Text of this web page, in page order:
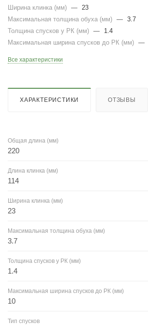
Ширина клинка (мм) — 23
Максимальная толщина обуха (мм) — 3.7
Толщина спусков у РК (мм) —
1.4
Максимальная ширина спусков до РК (мм) —
Все характеристики
ХАРАКТЕРИСТИКИ ОТЗЫВЫ
Общая длина (мм)
220
Длина клинка (мм)
114
Ширина клинка (мм)
23
Максимальная толщина обуха (мм)
3.7
Толщина спусков у РК (мм)
1.4
Максимальная ширина спусков до РК (мм)
10
Тип спусков